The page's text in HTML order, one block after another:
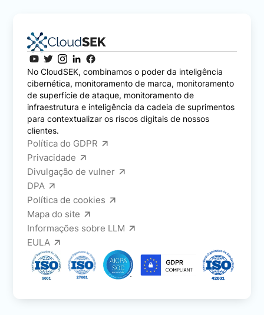
No CloudSEK, combinamos o poder da inteligência
cibernética, monitoramento de marca, monitoramento
de superfície de ataque, monitoramento de
infraestrutura e inteligência da cadeia de suprimentos
para contextualizar os riscos digitais de nossos
clientes.
Política do GDPR
Privacidade
Divulgação de vulner
DPA
Política de cookies
Mapa do site
Informações sobre LLM
EULA